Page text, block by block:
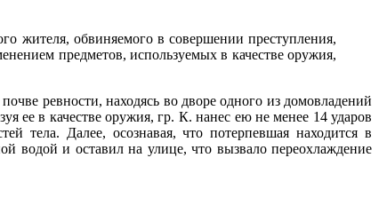
жителя, обвиняемого в совершении преступления,
предметов, используемых в качестве оружия,
ревности, находясь во дворе одного из домовладений
ее в качестве оружия, гр. К. нанес ею не менее 14 ударов
тела. Далее, осознавая, что потерпевшая находится в
водой и оставил на улице, что вызвало переохлаждение